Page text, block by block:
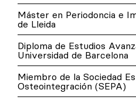
Máster en Periodoncia e
de Lleida
Diploma de Estudios
Universidad de Barcelona
Miembro de la Sociedad
Osteointegración (SEPA)